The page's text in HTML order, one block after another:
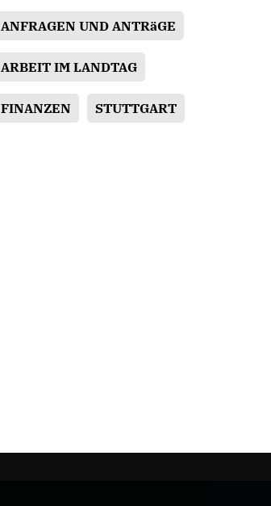
ANFRAGEN UND ANTRäGE
ARBEIT IM LANDTAG
FINANZEN STUTTGART